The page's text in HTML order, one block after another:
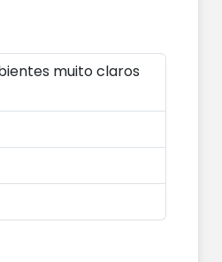
muito claros